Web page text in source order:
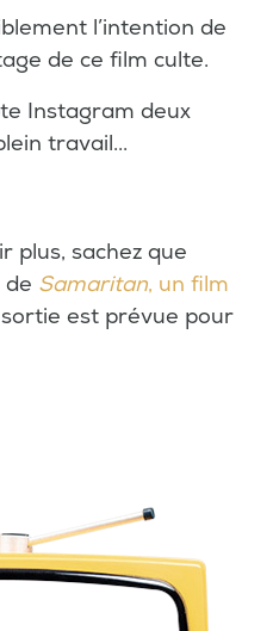
l’intention de
de ce film culte.
Instagram deux
travail...
plus, sachez que
de Samaritan, un film
est prévue pour